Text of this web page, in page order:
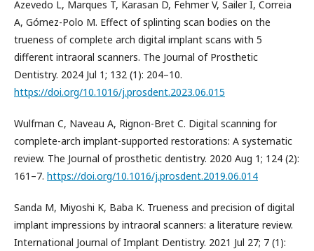
Azevedo L, Marques T, Karasan D, Fehmer V, Sailer I, Correia
A, Gómez-Polo M. Effect of splinting scan bodies on the
trueness of complete arch digital implant scans with 5
different intraoral scanners. The Journal of Prosthetic
Dentistry. 2024 Jul 1; 132 (1): 204–10.
https://doi.org/10.1016/j.prosdent.2023.06.015
Wulfman C, Naveau A, Rignon-Bret C. Digital scanning for
complete-arch implant-supported restorations: A systematic
review. The Journal of prosthetic dentistry. 2020 Aug 1; 124 (2):
161–7. https://doi.org/10.1016/j.prosdent.2019.06.014
Sanda M, Miyoshi K, Baba K. Trueness and precision of digital
implant impressions by intraoral scanners: a literature review.
International Journal of Implant Dentistry. 2021 Jul 27; 7 (1):